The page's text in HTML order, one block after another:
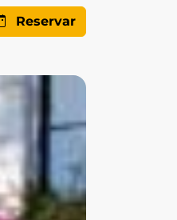
Reservar